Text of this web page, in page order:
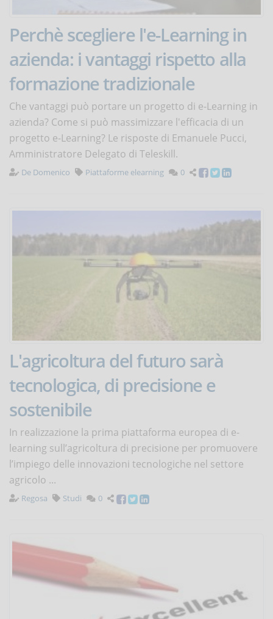
Perchè scegliere l'e-Learning in
azienda: i vantaggi rispetto alla
formazione tradizionale
Che vantaggi può portare un progetto di e-Learning in
azienda? Come si può massimizzare l'efficacia di un
progetto e-Learning? Le risposte di Emanuele Pucci,
Amministratore Delegato di Teleskill.
De Domenico Piattaforme elearning 0
L'agricoltura del futuro sarà
tecnologica, di precisione e
sostenibile
In realizzazione la prima piattaforma europea di e-
learning sull’agricoltura di precisione per promuovere
l’impiego delle innovazioni tecnologiche nel settore
agricolo ...
Regosa Studi 0